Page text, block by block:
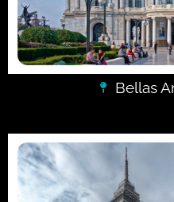
Bellas